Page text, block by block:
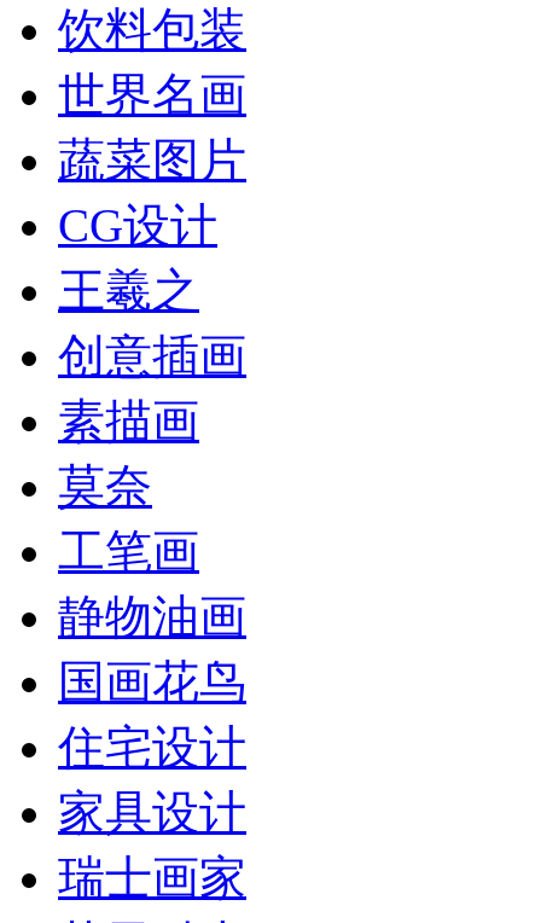
饮料包装
世界名画
蔬菜图片
CG设计
王羲之
创意插画
素描画
莫奈
工笔画
静物油画
国画花鸟
住宅设计
家具设计
瑞士画家